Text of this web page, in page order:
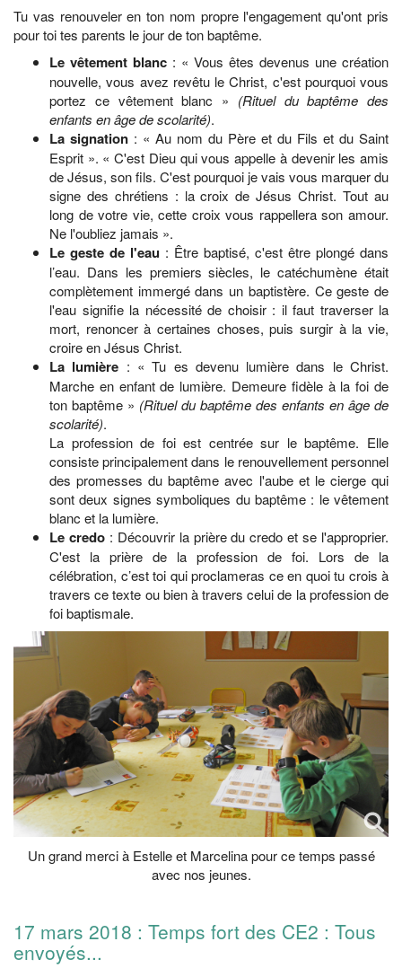
Tu vas renouveler en ton nom propre l'engagement qu'ont pris
pour toi tes parents le jour de ton baptême.
Le vêtement blanc : « Vous êtes devenus une création
nouvelle, vous avez revêtu le Christ, c'est pourquoi vous
portez ce vêtement blanc » (Rituel du baptême des
enfants en âge de scolarité).
La signation : « Au nom du Père et du Fils et du Saint
Esprit ». « C'est Dieu qui vous appelle à devenir les amis
de Jésus, son fils. C'est pourquoi je vais vous marquer du
signe des chrétiens : la croix de Jésus Christ. Tout au
long de votre vie, cette croix vous rappellera son amour.
Ne l'oubliez jamais ».
Le geste de l'eau : Être baptisé, c'est être plongé dans
l’eau. Dans les premiers siècles, le catéchumène était
complètement immergé dans un baptistère. Ce geste de
l'eau signifie la nécessité de choisir : il faut traverser la
mort, renoncer à certaines choses, puis surgir à la vie,
croire en Jésus Christ.
La lumière : « Tu es devenu lumière dans le Christ.
Marche en enfant de lumière. Demeure fidèle à la foi de
ton baptême » (Rituel du baptême des enfants en âge de
scolarité).
La profession de foi est centrée sur le baptême. Elle
consiste principalement dans le renouvellement personnel
des promesses du baptême avec l'aube et le cierge qui
sont deux signes symboliques du baptême : le vêtement
blanc et la lumière.
Le credo: Découvrir la prière du credo et se l'approprier.
C'est la prière de la profession de foi. Lors de la
célébration, c’est toi qui proclameras ce en quoi tu crois à
travers ce texte ou bien à travers celui de la profession de
foi baptismale.
Un grand merci à Estelle et Marcelina pour ce temps passé
avec nos jeunes.
17 mars 2018 : Temps fort des CE2 : Tous
envoyés...